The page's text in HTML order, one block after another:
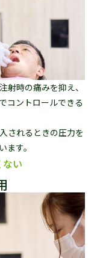
射時の痛みを抑え、
コントロールできる
されるときの圧力を
す。
い